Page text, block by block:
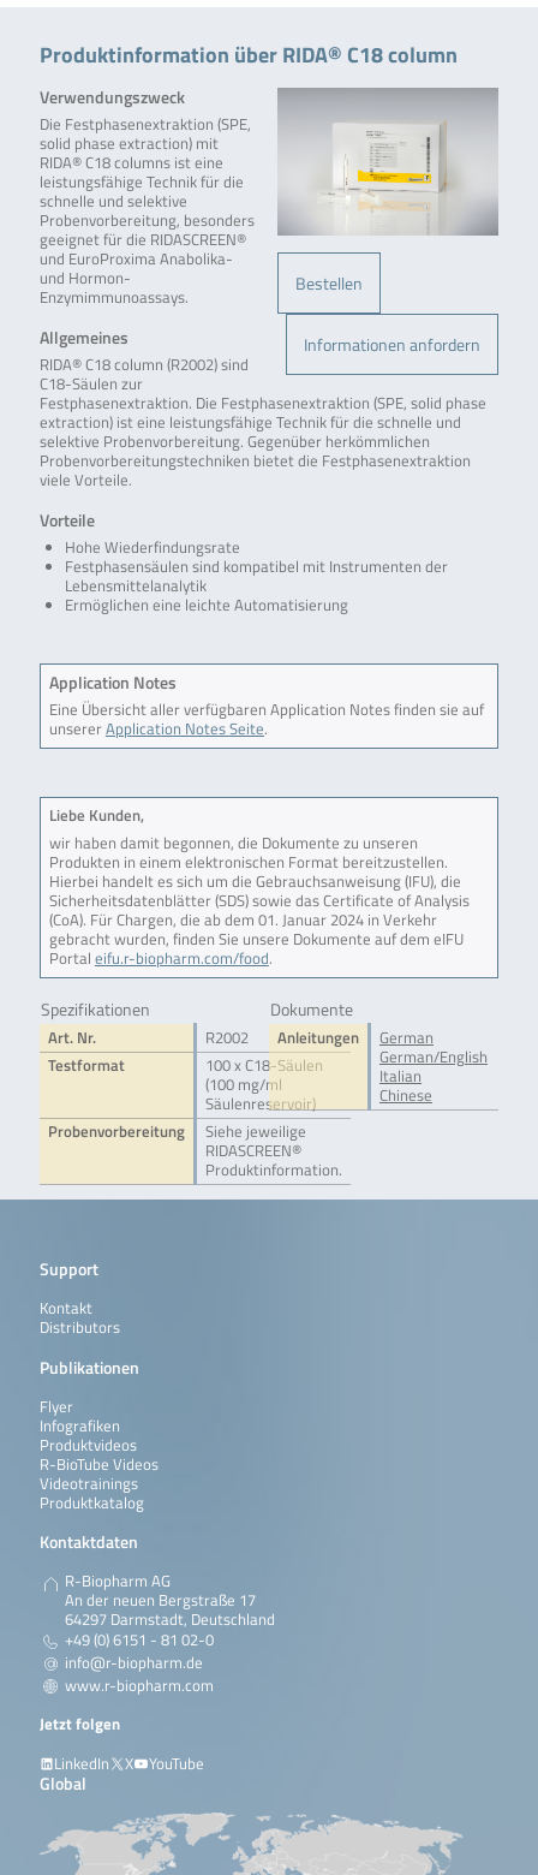
Produktinformation über RIDA® C18 column
Bestellen
Informationen anfordern
Verwendungszweck
Die Festphasenextraktion (SPE,
solid phase extraction) mit
RIDA® C18 columns ist eine
leistungsfähige Technik für die
schnelle und selektive
Probenvorbereitung, besonders
geeignet für die RIDASCREEN®
und EuroProxima Anabolika-
und Hormon-
Enzymimmunoassays.
Allgemeines
RIDA® C18 column (R2002) sind
C18-Säulen zur
Festphasenextraktion. Die Festphasenextraktion (SPE, solid phase
extraction) ist eine leistungsfähige Technik für die schnelle und
selektive Probenvorbereitung. Gegenüber herkömmlichen
Probenvorbereitungstechniken bietet die Festphasenextraktion
viele Vorteile.
Vorteile
Hohe Wiederfindungsrate
Festphasensäulen sind kompatibel mit Instrumenten der
Lebensmittelanalytik
Ermöglichen eine leichte Automatisierung
Application Notes
Eine Übersicht aller verfügbaren Application Notes finden sie auf
unsererApplication Notes Seite.
Liebe Kunden,
wir haben damit begonnen, die Dokumente zu unseren
Produkten in einem elektronischen Format bereitzustellen.
Hierbei handelt es sich um die Gebrauchsanweisung (IFU), die
Sicherheitsdatenblätter (SDS) sowie das Certificate of Analysis
(CoA). Für Chargen, die ab dem 01. Januar 2024 in Verkehr
gebracht wurden, finden Sie unsere Dokumente auf dem eIFU
Portal eifu.r-biopharm.com/food.
Spezifikationen
Art. Nr.
R2002
Testformat
100 x C18-Säulen
(100 mg/ml
Säulenreservoir)
Probenvorbereitung
Siehe jeweilige
RIDASCREEN®
Produktinformation.
Dokumente
Anleitungen
German
German/English
Italian
Chinese
Support
Kontakt
Distributors
Publikationen
Flyer
Infografiken
Produktvideos
R-BioTube Videos
Videotrainings
Produktkatalog
Kontaktdaten
R-Biopharm AG
An der neuen Bergstraße 17
64297 Darmstadt, Deutschland
+49 (0) 6151 - 81 02-0
info@r-biopharm.de
www.r-biopharm.com
Jetzt folgen
LinkedIn
X YouTube
Global